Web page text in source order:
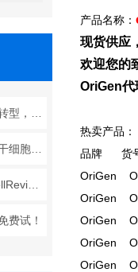
费试！
产品名称：
现货供应
欢迎您
OriGen代
热卖产品：
品
OriGen
OriGen
OriGen
OriGen
OriGen